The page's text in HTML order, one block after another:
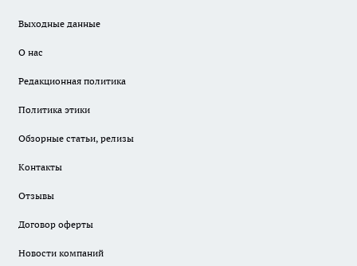
Выходные данные
О нас
Редакционная политика
Политика этики
Обзорные статьи, релизы
Контакты
Отзывы
Договор оферты
Новости компаний